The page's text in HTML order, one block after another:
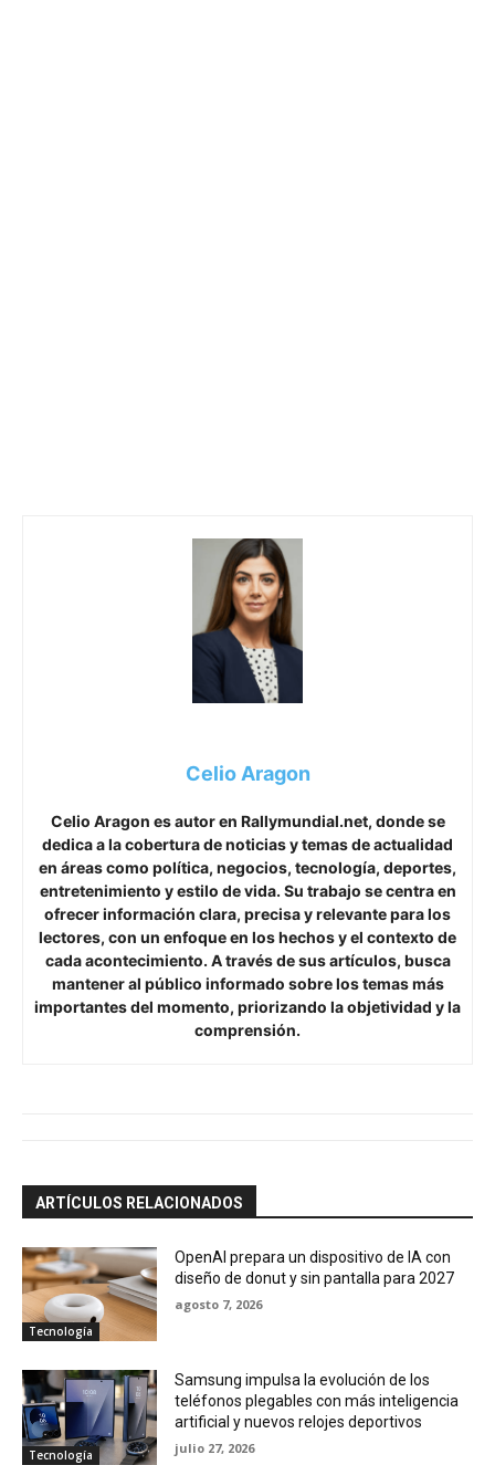
Celio Aragon
Celio Aragon es autor en Rallymundial.net, donde se
dedica a la cobertura de noticias y temas de actualidad
en áreas como política, negocios, tecnología, deportes,
entretenimiento y estilo de vida. Su trabajo se centra en
ofrecer información clara, precisa y relevante para los
lectores, con un enfoque en los hechos y el contexto de
cada acontecimiento. A través de sus artículos, busca
mantener al público informado sobre los temas más
importantes del momento, priorizando la objetividad y la
comprensión.
ARTÍCULOS RELACIONADOS
Tecnología
OpenAI prepara un dispositivo de IA con
diseño de donut y sin pantalla para 2027
agosto 7, 2026
Tecnología
Samsung impulsa la evolución de los
teléfonos plegables con más inteligencia
artificial y nuevos relojes deportivos
julio 27, 2026